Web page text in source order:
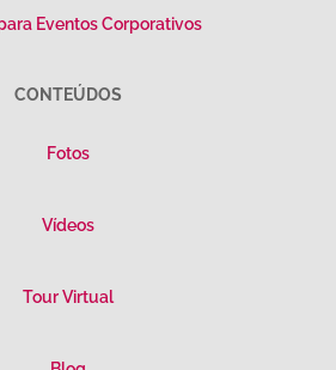
Eventos Corporativos
CONTEÚDOS
Fotos
Vídeos
Tour Virtual